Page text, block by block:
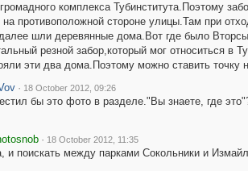
комплекса Тубинститута.Поэтому
на противоположной стороне улицы.Там при
шли деревянные дома.Вот где было
резной забор,который мог относиться в
эти два дома.Поэтому можно ставить точку
· 18 October 2012, 09:26
бы это фото в разделе."Вы знаете, где
· 18 October 2012, 11:35
и поискать между парками Сокольники и